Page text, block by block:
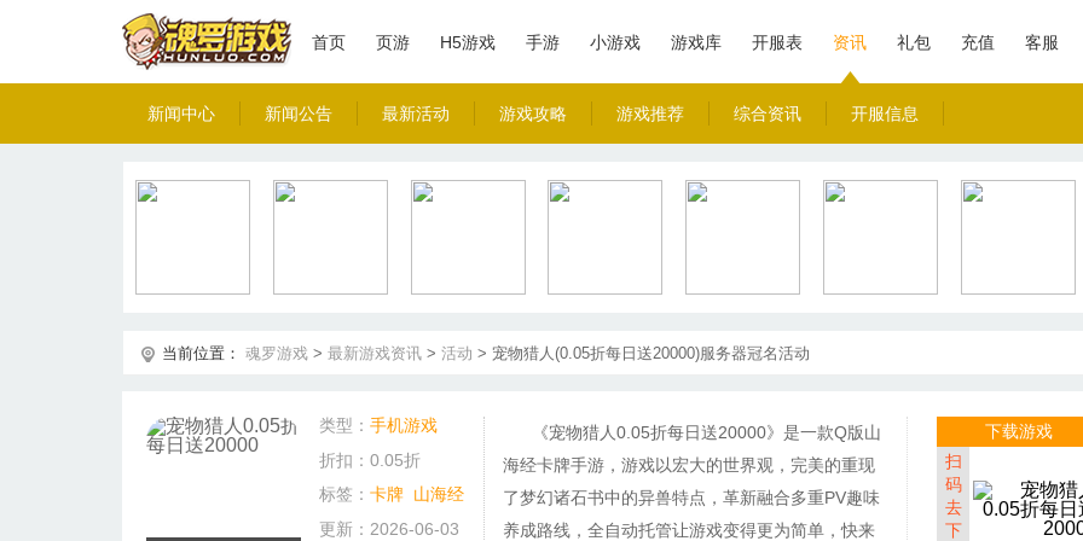
首页 页游 H5游戏 手游 小游戏 游戏库 开服表 资讯
新闻中心 新闻公告 最新活动 游戏攻略 游戏推荐 综合资讯 开服信息
礼包 充值 客服
当前位置： 魂罗游戏 > 最新游戏资讯 > 活动 > 宠物猎人(0.05折每日送20000)服务器冠名活动
类型： 手机游戏
折扣：0.05折
标签： 卡牌 山海经
更新：2026-06-03
《宠物猎人0.05折每日送20000》是一款Q版山
海经卡牌手游，游戏以宏大的世界观，完美的重现
了梦幻诸石书中的异兽特点，革新融合多重PV趣味
养成路线，全自动托管让游戏变得更为简单，快来
下载游戏
扫
码
去
下